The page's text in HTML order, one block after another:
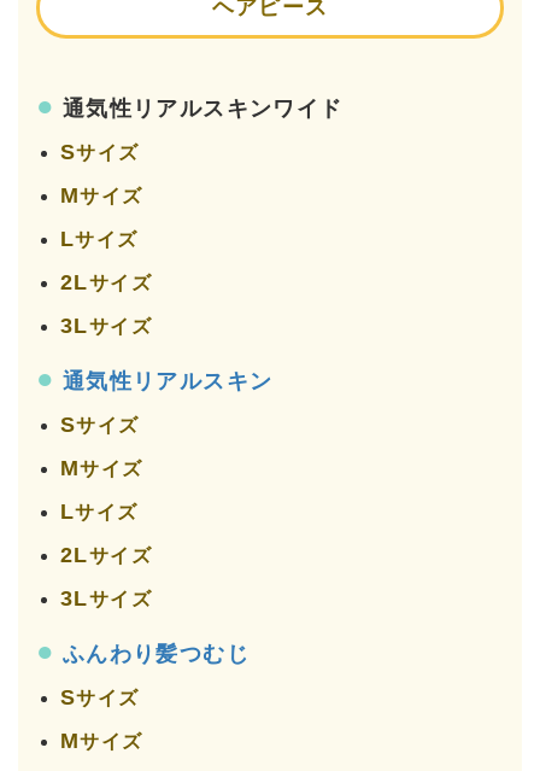
ヘアピース
● 通気性リアルスキンワイド
Sサイズ
Mサイズ
Lサイズ
2Lサイズ
3Lサイズ
● 通気性リアルスキン
Sサイズ
Mサイズ
Lサイズ
2Lサイズ
3Lサイズ
● ふんわり髪つむじ
Sサイズ
Mサイズ